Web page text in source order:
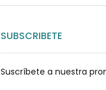
SUBSCRIBETE
Suscríbete a nuestra